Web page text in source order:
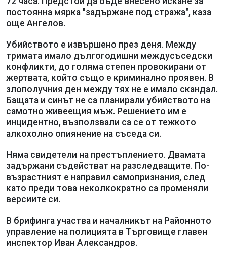
постоянна мярка "задържане под стража", каза
още Ангелов.
Убийството е извършено през деня. Между
тримата имало дългогодишни междусъседски
конфликти, до голяма степен провокирани от
жертвата, който също е криминално проявен. В
злополучния ден между тях не е имало скандал.
Бащата и синът не са планирали убийството на
самотно живеещия мъж. Решението им е
инцидентно, възползвали са се от тежкото
алкохолно опиянение на съседа си.
Няма свидетели на престъплението. Двамата
задържани съдействат на разследващите. По-
възрастният е направил самопризнания, след
като преди това неколкократно са променяли
версиите си.
В брифинга участва и началникът на Районното
управление на полицията в Търговище главен
инспектор Иван Александров.